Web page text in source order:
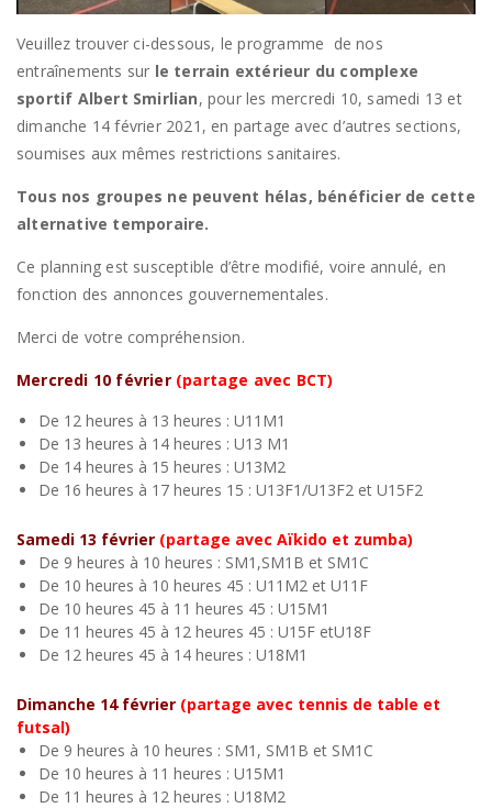
Veuillez trouver ci-dessous, le programme de nos
entraînements sur le terrain extérieur du complexe
sportif Albert Smirlian, pour les mercredi 10, samedi 13 et
dimanche 14 février 2021, en partage avec d’autres sections,
soumises aux mêmes restrictions sanitaires.
Tous nos groupes ne peuvent hélas, bénéficier de cette
alternative temporaire.
Ce planning est susceptible d’être modifié, voire annulé, en
fonction des annonces gouvernementales.
Merci de votre compréhension.
Mercredi 10 février (partage avec BCT)
De 12 heures à 13 heures : U11M1
De 13 heures à 14 heures : U13 M1
De 14 heures à 15 heures : U13M2
De 16 heures à 17 heures 15 : U13F1/U13F2 et U15F2
Samedi 13 février (partage avec Aïkido et zumba)
De 9 heures à 10 heures : SM1,SM1B et SM1C
De 10 heures à 10 heures 45 : U11M2 et U11F
De 10 heures 45 à 11 heures 45 : U15M1
De 11 heures 45 à 12 heures 45 : U15F etU18F
De 12 heures 45 à 14 heures : U18M1
Dimanche 14 février (partage avec tennis de table et
futsal)
De 9 heures à 10 heures : SM1, SM1B et SM1C
De 10 heures à 11 heures : U15M1
De 11 heures à 12 heures : U18M2